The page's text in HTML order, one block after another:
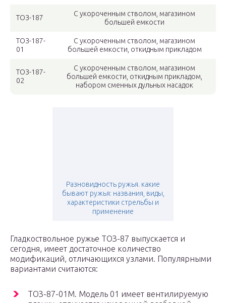
ТОЗ-187
С укороченным стволом, магазином
большей емкости
ТОЗ-187-
01
С укороченным стволом, магазином
большей емкости, откидным прикладом
ТОЗ-187-
02
С укороченным стволом, магазином
большей емкости, откидным прикладом,
набором сменных дульных насадок
Разновидность ружья. какие
бывают ружья: названия, виды,
характеристики стрельбы и
применение
Гладкоствольное ружье ТОЗ-87 выпускается и
сегодня, имеет достаточное количество
модификаций, отличающихся узлами. Популярными
вариантами считаются:
ТОЗ-87-01М. Модель 01 имеет вентилируемую